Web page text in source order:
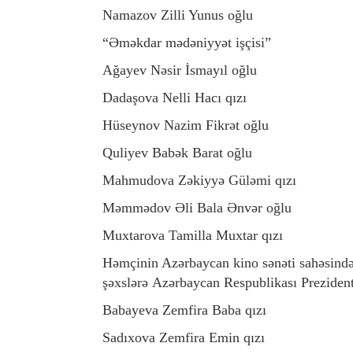
Namazov Zilli Yunus oğlu
“Əməkdar mədəniyyət işçisi”
Ağayev Nəsir İsmayıl oğlu
Dadaşova Nelli Hacı qızı
Hüseynov Nazim Fikrət oğlu
Quliyev Babək Barat oğlu
Mahmudova Zəkiyyə Güləmi qızı
Məmmədov Əli Bala Ənvər oğlu
Muxtarova Tamilla Muxtar qızı
Həmçinin Azərbaycan kino sənəti
şəxslərə Azərbaycan Respublikası
Babayeva Zemfira Baba qızı
Sadıxova Zemfira Emin qızı